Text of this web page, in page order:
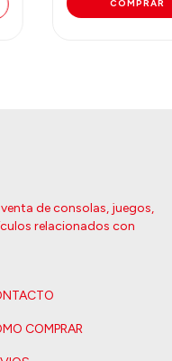
de consolas, juegos,
relacionados con
COMPRAR